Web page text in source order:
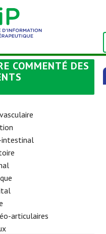
COMMENTÉ DES
intestinal
articulaires